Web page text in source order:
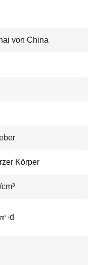
von China
Körper
·d